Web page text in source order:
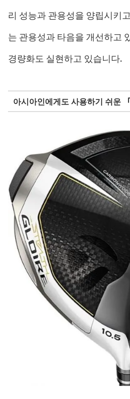
리 성능과 관용성을 양립시키
는 관용성과 타음을 개선하고
경량화도 실현하고 있습니다.
아시아인에게도 사용하기 쉬운 「